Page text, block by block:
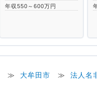
年収550～600万円
≫ 大牟田市 ≫ 法人名